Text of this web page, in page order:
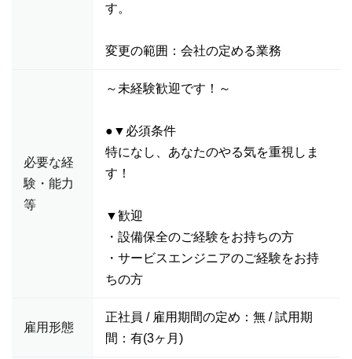
す。
変更の範囲：会社の定める業務
必要な経
験・能力
等
～未経験歓迎です！～
●▼必須条件
特になし、あなたのやる気を重視しま
す！
▼歓迎
・設備保全のご経験をお持ちの方
・サービスエンジニアのご経験をお持
ちの方
雇用形態
正社員 / 雇用期間の定め：無 / 試用期
間：有(3ヶ月)